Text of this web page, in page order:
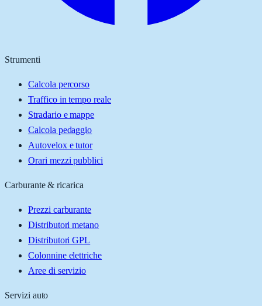
Strumenti
Calcola percorso
Traffico in tempo reale
Stradario e mappe
Calcola pedaggio
Autovelox e tutor
Orari mezzi pubblici
Carburante & ricarica
Prezzi carburante
Distributori metano
Distributori GPL
Colonnine elettriche
Aree di servizio
Servizi auto